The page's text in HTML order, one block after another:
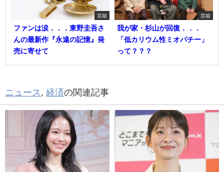
芸能
ファンは涙．．．東野圭吾さ
んの最新作『永遠の記憶』発
売に寄せて
芸能
我が家・杉山が回復．．．
「低カリウム性ミオパチー」
って？？？
ニュース , 経済の関連記事